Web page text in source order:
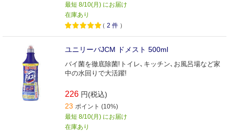
最短 8/10(月) にお届け
在庫あり
（ 2 件 ）
ユニリーバJCM ドメスト 500ml
バイ菌を徹底除菌!トイレ､キッチン､お風呂場など家
中の水回りで大活躍!
226 円(税込)
23 ポイント (10%)
最短 8/10(月) にお届け
在庫あり